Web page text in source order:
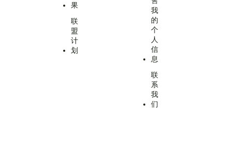
果
联
盟
计
划
我
的
个
人
信
息
联
系
我
们